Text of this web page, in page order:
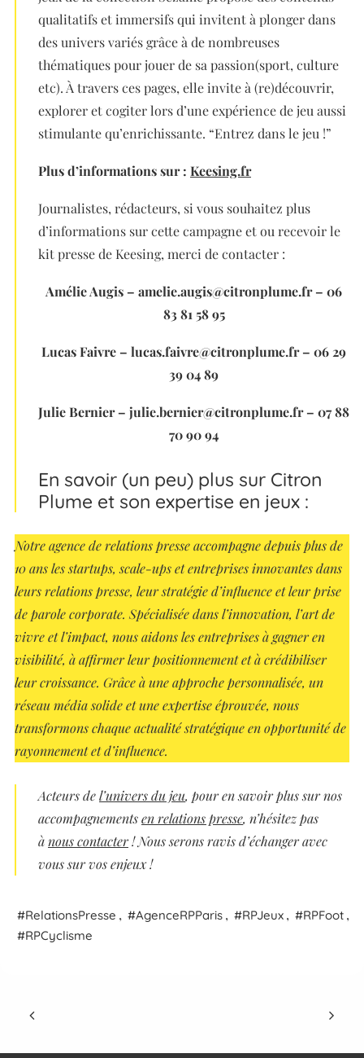
qualitatifs et immersifs qui invitent à plonger dans
des univers variés grâce à de nombreuses
thématiques pour jouer de sa passion(sport, culture
etc). À travers ces pages, elle invite à (re)découvrir,
explorer et cogiter lors d’une expérience de jeu aussi
stimulante qu’enrichissante. “Entrez dans le jeu !”
Plus d’informations sur : Keesing.fr
Journalistes, rédacteurs, si vous souhaitez plus
d’informations sur cette campagne et ou recevoir le
kit presse de Keesing, merci de contacter :
Amélie Augis – amelie.augis@citronplume.fr – 06
83 81 58 95
Lucas Faivre – lucas.faivre@citronplume.fr – 06 29
39 04 89
Julie Bernier – julie.bernier@citronplume.fr – 07 88
70 90 94
En savoir (un peu) plus sur Citron
Plume et son expertise en jeux :
Notre agence de relations presse accompagne depuis plus de
10 ans les startups, scale-ups et entreprises innovantes dans
leurs relations presse, leur stratégie d’influence et leur prise
de parole corporate. Spécialisée dans l’innovation, l’art de
vivre et l’impact, nous aidons les entreprises à gagner en
visibilité, à affirmer leur positionnement et à crédibiliser
leur croissance. Grâce à une approche personnalisée, un
réseau média solide et une expertise éprouvée, nous
transformons chaque actualité stratégique en opportunité de
rayonnement et d’influence.
Acteursdel’univers du jeu, pour en savoir plus sur nos
accompagnementsen relations presse, n’hésitez pas
ànous contacter! Nous serons ravis d’échanger avec
vous sur vos enjeux !
RelationsPresse , AgenceRPParis , RPJeux , RPFoot ,
RPCyclisme